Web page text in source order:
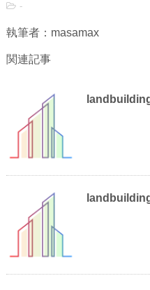
-
執筆者：masamax
関連記事